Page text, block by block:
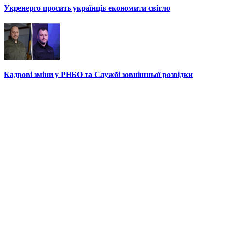
Укренерго просить українців економити світло
Кадрові зміни у РНБО та Службі зовнішньої розвідки